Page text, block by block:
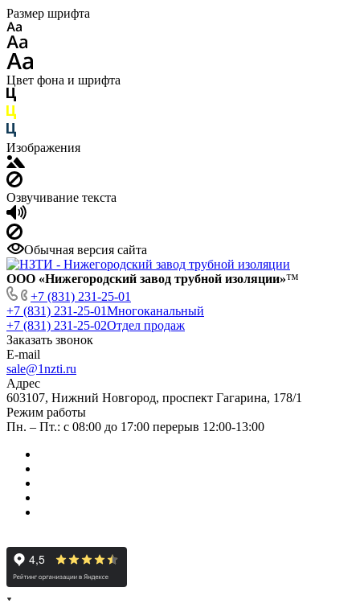
Размер шрифта
Цвет фона и шрифта
Изображения
Озвучивание текста
Обычная версия сайта
ООО «Нижегородский завод трубной изоляции»™
+7 (831) 231-25-01
+7 (831) 231-25-01Многоканальный
+7 (831) 231-25-02Отдел продаж
Заказать звонок
E-mail
sale@1nzti.ru
Адрес
603107, Нижний Новгород, проспект Гагарина, 178/1
Режим работы
Пн. – Пт.: с 08:00 до 17:00 перерыв 12:00-13:00